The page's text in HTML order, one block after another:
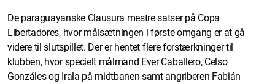
De paraguayanske Clausura mestre satser på Copa
Libertadores, hvor målsætningen i første omgang er at gå
videre til slutspillet. Der er hentet flere forstærkninger til
klubben, hvor specielt målmand Ever Caballero, Celso
Gonzáles og Irala på midtbanen samt angriberen Fabián